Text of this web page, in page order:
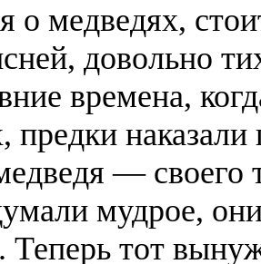
о медведях,
довольно
времена,
предки
— своего
мудрое,
Теперь тот